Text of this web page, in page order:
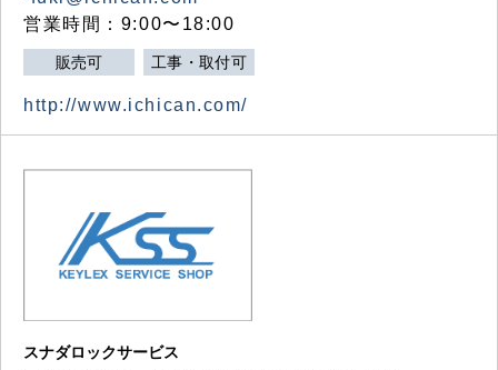
営業時間：9:00〜18:00
販売可 工事・取付可
http://www.ichican.com/
スナダロックサービス